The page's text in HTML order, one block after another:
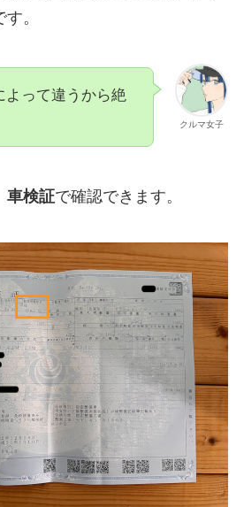
。
クルマ女子
よって違うから絶
車検証で確認できます。